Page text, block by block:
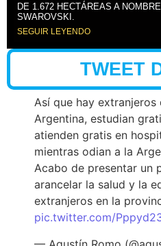
DE 1.672 HECTÁREAS A
SWAROVSKI.
SEGUIR LEYENDO
TWEET
Así que hay extranjeros
Argentina, estudian
atienden gratis en
mientras odian a la
Acabo de presentar un
arancelar la salud y la
extranjeros en la
pic.twitter.com/